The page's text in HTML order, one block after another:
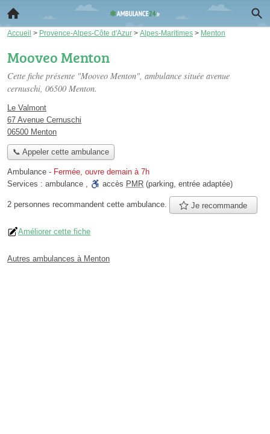
Accueil > Provence-Alpes-Côte d'Azur > Alpes-Maritimes > Menton
Mooveo Menton
Cette fiche présente "Mooveo Menton", ambulance située avenue
cernuschi, 06500 Menton.
Le Valmont
67 Avenue Cernuschi
06500 Menton
📞 Appeler cette ambulance
Ambulance - Fermée, ouvre demain à 7h
Services : ambulance , accès PMR (parking, entrée adaptée)
2 personnes recommandent cette ambulance. Je recommande
Améliorer cette fiche
Autres ambulances à Menton